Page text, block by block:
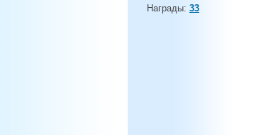
Награды: 33